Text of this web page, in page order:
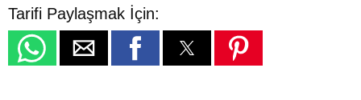
Tarifi Paylaşmak İçin: